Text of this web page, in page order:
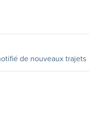
de nouveaux trajets